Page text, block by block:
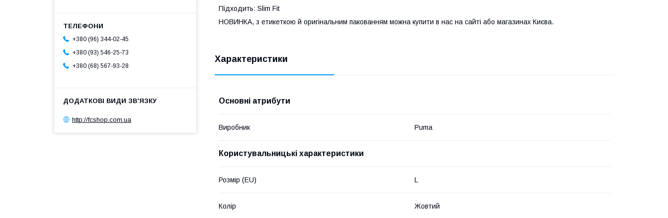
Підходить: Slim Fit
НОВИНКА, з етикеткою й оригінальним пакованням можна купити в нас на сайті або магазинах Києва.
Характеристики
Основні атрибути
Виробник Puma
Користувальницькі характеристики
Розмір (EU) L
Колір Жовтий
+380 (96) 344-02-45
+380 (93) 546-25-73
+380 (68) 567-93-28
http://fcshop.com.ua